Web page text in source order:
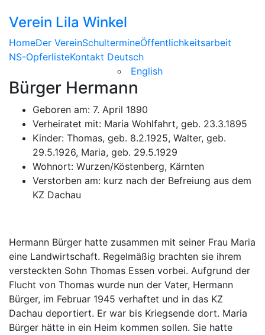
Verein Lila Winkel
HomeDer VereinSchultermineÖffentlichkeitsarbeit
NS-OpferlisteKontakt Deutsch
English
Bürger Hermann
Geboren am: 7. April 1890
Verheiratet mit: Maria Wohlfahrt, geb. 23.3.1895
Kinder: Thomas, geb. 8.2.1925, Walter, geb.
29.5.1926, Maria, geb. 29.5.1929
Wohnort: Wurzen/Köstenberg, Kärnten
Verstorben am: kurz nach der Befreiung aus dem
KZ Dachau
Hermann Bürger hatte zusammen mit seiner Frau Maria
eine Landwirtschaft. Regelmäßig brachten sie ihrem
versteckten Sohn Thomas Essen vorbei. Aufgrund der
Flucht von Thomas wurde nun der Vater, Hermann
Bürger, im Februar 1945 verhaftet und in das KZ
Dachau deportiert. Er war bis Kriegsende dort. Maria
Bürger hätte in ein Heim kommen sollen. Sie hatte